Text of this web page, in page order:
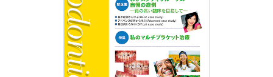
映像
電子BOOK
著者一覧